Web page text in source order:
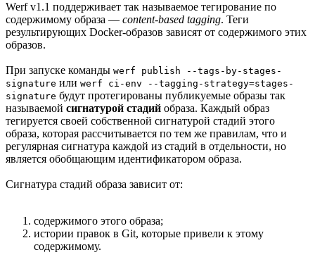
Werf v1.1 поддерживает так называемое тегирование по
содержимому образа — content-based tagging. Теги
результирующих Docker-образов зависят от содержимого этих
образов.
При запуске команды werf publish --tags-by-stages-
signature или werf ci-env --tagging-strategy=stages-
signature будут протегированы публикуемые образы так
называемой сигнатурой стадий образа. Каждый образ
тегируется своей собственной сигнатурой стадий этого
образа, которая рассчитывается по тем же правилам, что и
регулярная сигнатура каждой из стадий в отдельности, но
является обобщающим идентификатором образа.
Сигнатура стадий образа зависит от:
содержимого этого образа;
истории правок в Git, которые привели к этому
содержимому.